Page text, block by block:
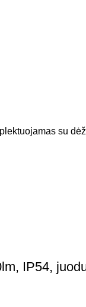
su
IP54,